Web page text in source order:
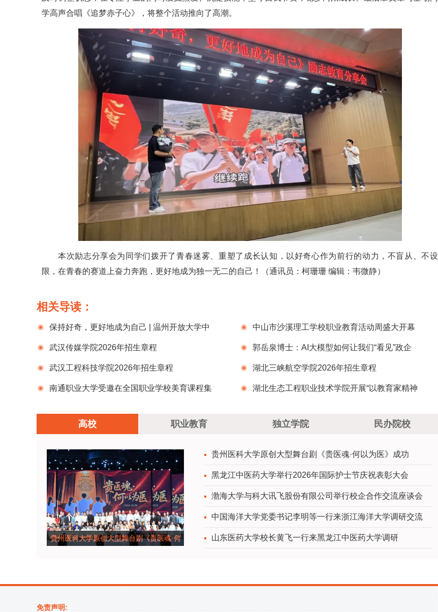
学高声合唱《追梦赤子心》，将整个活动推向了高潮。
本次励志分享会为同学们拨开了青春迷雾、重塑了成长认知，以好奇心作为前行的动力，不盲从、不设
限，在青春的赛道上奋力奔跑，更好地成为独一无二的自己！（通讯员：柯珊珊 编辑：韦微静）
相关导读：
保持好奇，更好地成为自己 | 温州开放大学中
职学院开展青春励志主题分享会
中山市沙溪理工学校职业教育活动周盛大开幕
——政校行企协同绘就职教新蓝图
武汉传媒学院2026年招生章程 郭岳泉博士：AI大模型如何让我们“看见”政企
协作网络？
武汉工程科技学院2026年招生章程 湖北三峡航空学院2026年招生章程
南通职业大学受邀在全国职业学校美育课程集 湖北生态工程职业技术学院开展“以教育家精神
队伍”专题网络培训
高校 职业教育 独立学院 民办院校
贵州医科大学原创大型舞台剧《贵医魂·何
贵州医科大学原创大型舞台剧《贵医魂·何以为医》成功
黑龙江中医药大学举行2026年国际护士节庆祝表彰大会
渤海大学与科大讯飞股份有限公司举行校企合作交流座谈会
中国海洋大学党委书记李明等一行来浙江海洋大学调研交流
山东医药大学校长黄飞一行来黑龙江中医药大学调研
免责声明: